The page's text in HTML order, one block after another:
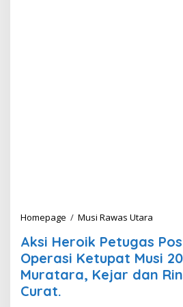
Homepage / Musi Rawas Utara
s
i
H
e
Aksi Heroik Petugas
Operasi Ketupat Musi
Muratara, Kejar dan
Curat.